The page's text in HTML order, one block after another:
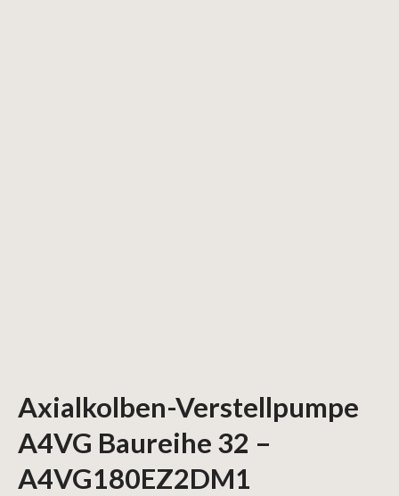
Axialkolben-Verstellpumpe
A4VG Baureihe 32 –
A4VG180EZ2DM1